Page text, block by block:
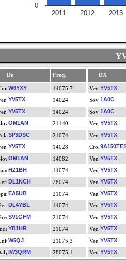
2011 2012 2013
0
De Freq. DX
W6YXY 14075.7 YV5TX
YV5TX
14024 1A0C
YV5TX
14024 1A0C
OM1AN
21140 YV5TX
SP3DSC
21074 YV5TX
YV5TX
14028
OM1AN
14082 YV5TX
HZ1BH
14074 YV5TX
DL1NCH
28074 YV5TX
EA5UB
21074 YV5TX
DL4YBL
14074 YV5TX
SV1GFM
21074 YV5TX
YB1HR
21074 YV5TX
W5QJ
21075.3 YV5TX
IW3QRM
28075.1 YV5TX